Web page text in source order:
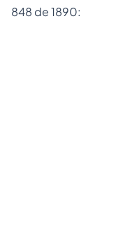
848 de 1890: